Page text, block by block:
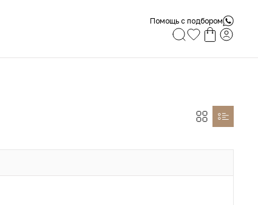
Помощь с подбором